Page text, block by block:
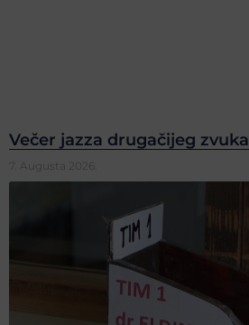
Večer jazza drugačijeg zvuka
7. Augusta 2026.